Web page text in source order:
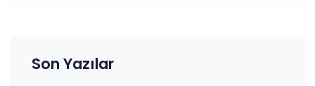
Son Yazılar